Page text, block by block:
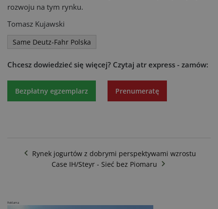
rozwoju na tym rynku.
Tomasz Kujawski
Same Deutz-Fahr Polska
Chcesz dowiedzieć się więcej? Czytaj atr express - zamów:
Bezpłatny egzemplarz Prenumeratę
Rynek jogurtów z dobrymi perspektywami wzrostu
Case IH/Steyr - Sieć bez Piomaru
Reklama